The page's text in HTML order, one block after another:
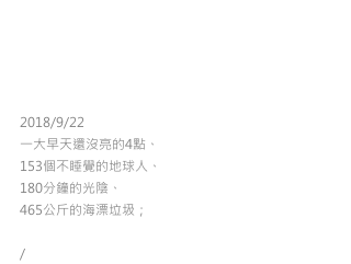
2018/9/22
一大早天還沒亮的4點、
153個不睡覺的地球人、
180分鐘的光陰、
465公斤的海漂垃圾；
/